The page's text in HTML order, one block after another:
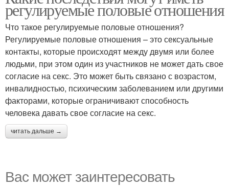
регулируемые половые отношения
Что такое регулируемые половые отношения?
Регулируемые половые отношения – это сексуальные
контакты, которые происходят между двумя или более
людьми, при этом один из участников не может дать свое
согласие на секс. Это может быть связано с возрастом,
инвалидностью, психическим заболеванием или другими
факторами, которые ограничивают способность
человека давать свое согласие на секс.
читать дальше →
Вас может заинтересовать